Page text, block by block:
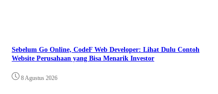
Sebelum Go Online, CodeF Web Developer: Lihat Dulu Contoh
Website Perusahaan yang Bisa Menarik Investor
8 Agustus 2026